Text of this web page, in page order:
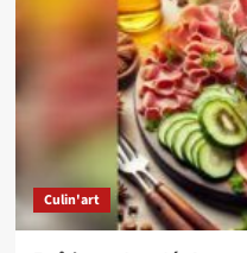
Culin'art